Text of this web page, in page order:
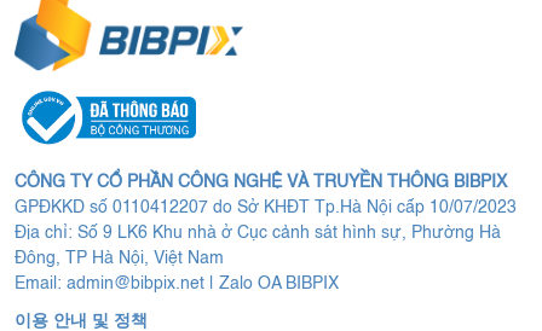
CÔNG TY CỔ PHẦN CÔNG NGHỆ VÀ TRUYỀN THÔNG BIBPIX
GPĐKKD số 0110412207 do Sở KHĐT Tp.Hà Nội cấp 10/07/2023
Địa chỉ: Số 9 LK6 Khu nhà ở Cục cảnh sát hình sự, Phường Hà
Đông, TP Hà Nội, Việt Nam
Email: admin@bibpix.net Zalo OA BIBPIX
이용 안내 및 정책